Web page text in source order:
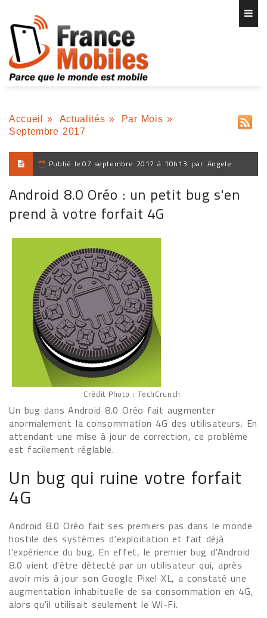
Accueil » Actualités » Par Mois »
Septembre 2017
Publié le 07 septembre 2017 à 10h13 par Angele
Android 8.0 Oréo : un petit bug s'en
prend à votre forfait 4G
Crédit Photo : TechCrunch
Un bug dans Android 8.0 Oréo fait augmenter
anormalement la consommation 4G des utilisateurs. En
attendant une mise à jour de correction, ce problème
est facilement réglable.
Un bug qui ruine votre forfait
4G
Android 8.0 Oréo fait ses premiers pas dans le monde
hostile des systèmes d'exploitation et fait déjà
l'expérience du bug. En effet, le premier bug d'Android
8.0 vient d'être détecté par un utilisateur qui, après
avoir mis à jour son Google Pixel XL, a constaté une
augmentation inhabituelle de sa consommation en 4G,
alors qu'il utilisait seulement le Wi-Fi.